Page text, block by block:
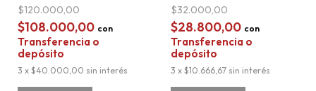
$120.000,00
$108.000,00 con
Transferencia o
depósito
3 x $40.000,00 sin interés
$32.000,00
$28.800,00 con
Transferencia o
depósito
3 x $10.666,67 sin interés